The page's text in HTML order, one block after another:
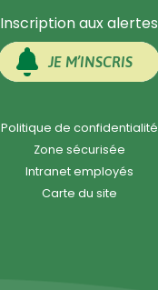
Inscription aux alertes
JE M’INSCRIS
Politique de confidentialité
Zone sécurisée
Intranet employés
Carte du site